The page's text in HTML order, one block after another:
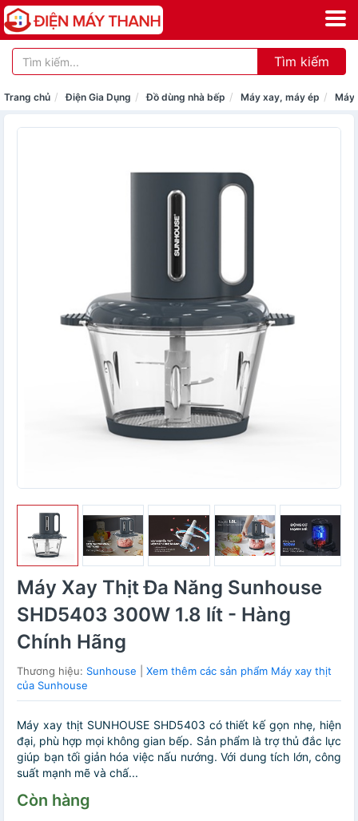
Tìm kiếm
Trang chủ Điện Gia Dụng Đồ dùng nhà bếp Máy xay, máy ép Máy
Máy Xay Thịt Đa Năng Sunhouse
SHD5403 300W 1.8 lít - Hàng
Chính Hãng
Thương hiệu: Sunhouse
Xem thêm các sản phẩm Máy xay thịt
của Sunhouse
Máy xay thịt SUNHOUSE SHD5403 có thiết kế gọn nhẹ, hiện
đại, phù hợp mọi không gian bếp. Sản phẩm là trợ thủ đắc lực
giúp bạn tối giản hóa việc nấu nướng. Với dung tích lớn, công
suất mạnh mẽ và chấ...
Còn hàng